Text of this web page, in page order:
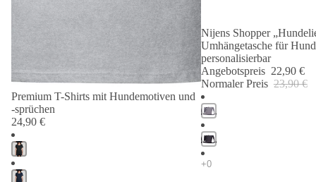
Premium T-Shirts mit Hundemotiven und
-sprüchen
24,90 €
Angebot 🐾
Nijens Shopper
Umhängetasche für
personalisierbar
Angebotspreis 22,90 €
Normaler Preis 23,90 €